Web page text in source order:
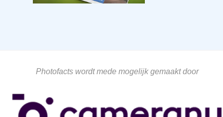
Photofacts wordt mede mogelijk gemaakt door